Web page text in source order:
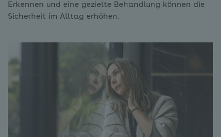
Erkennen und eine gezielte Behandlung können die
Sicherheit im Alltag erhöhen.